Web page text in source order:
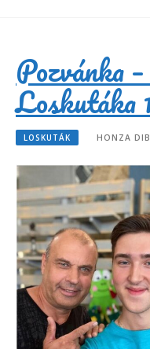
Pozvánka
Loskutáka
LOSKUTÁK HONZA